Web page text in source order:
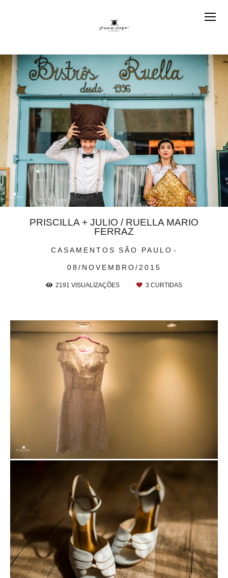
CASAMENTOS SÃO PAULO
08/NOVEMBRO/2015
PRISCILLA + JULIO / RUELLA MARIO
FERRAZ
2191 VISUALIZAÇÕES 3 CURTIDAS